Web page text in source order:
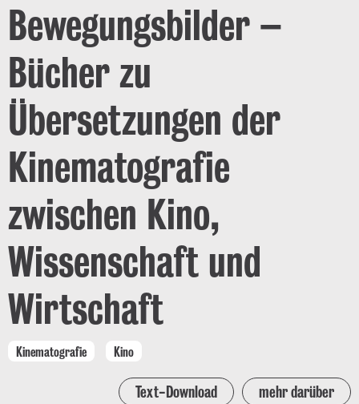
Bewegungsbilder –
Bücher zu
Übersetzungen der
Kinematografie
zwischen Kino,
Wissenschaft und
Wirtschaft
Kinematografie Kino
Text-Download mehr darüber